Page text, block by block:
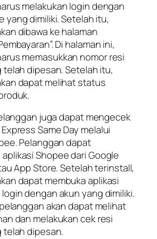
melakukan login dengan
yang dimiliki. Setelah itu,
dibawa ke halaman
Di halaman ini,
memasukkan nomor resi
telah dipesan. Setelah itu,
dapat melihat status
juga dapat mengecek
Same Day melalui
Pelanggan dapat
Shopee dari Google
App Store. Setelah terinstall,
dapat membuka aplikasi
dengan akun yang dimiliki.
akan dapat melihat
dan melakukan cek resi
telah dipesan.